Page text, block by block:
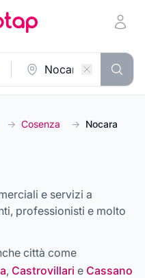
→ Cosenza → Nocara
e servizi a
professionisti e molto
città come
, Castrovillari e Cassano